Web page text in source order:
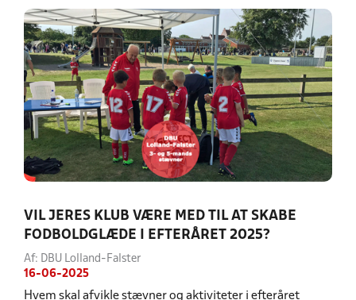
VIL JERES KLUB VÆRE MED TIL AT SKABE
FODBOLDGLÆDE I EFTERÅRET 2025?
Af: DBU Lolland-Falster
16-06-2025
Hvem skal afvikle stævner og aktiviteter i efteråret